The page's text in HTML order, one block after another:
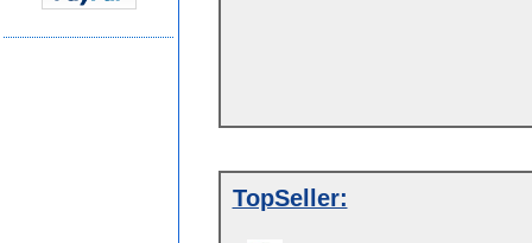
TopSeller: